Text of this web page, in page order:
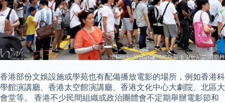
香港部份文娛設施或學苑也有配備播放電影的場所，例如香港科
學館演講廳、香港太空館演講廳、香港文化中心大劇院、北區大
會堂等。 香港不少民間組織或政治團體會不定期舉辦電影節和